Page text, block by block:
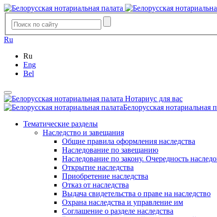
Ru
Ru
Eng
Bel
Нотариус для вас
Белорусская нотариальная
Тематические разделы
Наследство и завещания
Общие правила оформления наследства
Наследование по завещанию
Наследование по закону. Очередность
Открытие наследства
Приобретение наследства
Отказ от наследства
Выдача свидетельства о праве на наследство
Охрана наследства и управление им
Соглашение о разделе наследства